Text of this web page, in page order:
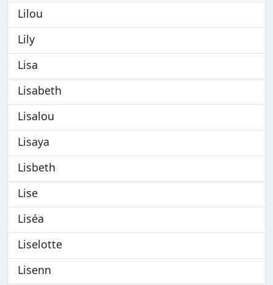
Lilou
Lily
Lisa
Lisabeth
Lisalou
Lisaya
Lisbeth
Lise
Liséa
Liselotte
Lisenn